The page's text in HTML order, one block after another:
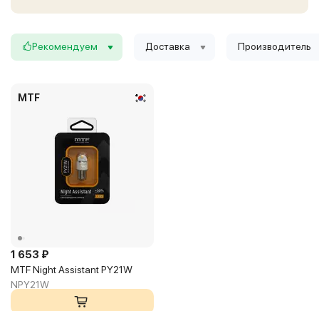
Рекомендуем Доставка Производитель
MTF
1 653 ₽
MTF Night Assistant PY21W
NPY21W